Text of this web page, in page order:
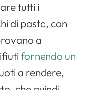
tutti i
di pasta, con
a
fornendo un
a rendere,